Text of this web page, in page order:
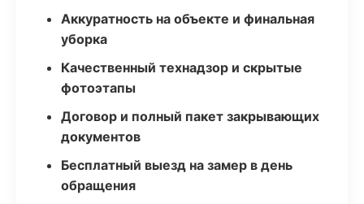
Аккуратность на объекте и финальная
уборка
Качественный технадзор и скрытые
фотоэтапы
Договор и полный пакет закрывающих
документов
Бесплатный выезд на замер в день
обращения